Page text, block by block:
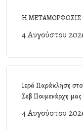
Η ΜΕΤΑΜΟΡΦΩΣΙΣ
4 Αυγούστου
Ιερά Παράκληση
Σεβ Ποιμενάρχη μας
4 Αυγούστου